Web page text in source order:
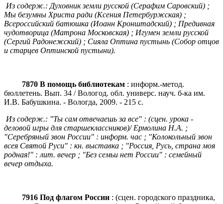
Из содерж.: Духовник земли русской (Серафим Саровский) ;
Мы безумны Христа ради (Ксения Петербуржская) ;
Всероссийский батюшка (Иоанн Кронштадский) ; Предивная
чудотворица (Матрона Московская) ; Игумен земли русской
(Сергий Радонежский) ; Сияла Оптина пустынь (Собор отцов
и старцев Оптинской пустыни).
7870 В помощь библиотекам : информ.-метод.
бюллетень. Вып. 34 / Вологод. обл. универс. науч. б-ка им.
И.В. Бабушкина. - Вологда, 2009. - 215 с.
Из содерж.: "Ты сам отвечаешь за все" : (сцен. урока -
деловой игры для старшеклассников)/ Ермолина Н.А. ;
"Серебряный звон России" : информ. час ; "Колокольный звон
всея Святой Руси" : кн. выставка ; "Россия, Русь, страна моя
родная!" : лит. вечер ; "Без семьи нет России" : семейный
вечер отдыха.
7916 Под флагом России : (сцен. городского праздника,